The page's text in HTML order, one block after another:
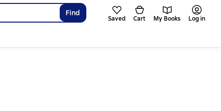
Find
Saved Cart My Books Log in